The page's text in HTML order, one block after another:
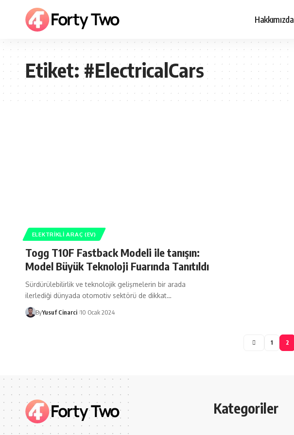
Hakkımızda
Etiket:#ElectricalCars
ELEKTRIKLI ARAÇ (EV)
Togg T10F Fastback Modeli ile tanışın:
Model Büyük Teknoloji Fuarında Tanıtıldı
Sürdürülebilirlik ve teknolojik gelişmelerin bir arada
ilerlediği dünyada otomotiv sektörü de dikkat…
ByYusuf Cinarci 10 Ocak 2024
1 2
Kategoriler